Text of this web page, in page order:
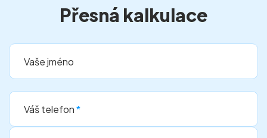
Přesná kalkulace
Vaše jméno
Váš telefon*